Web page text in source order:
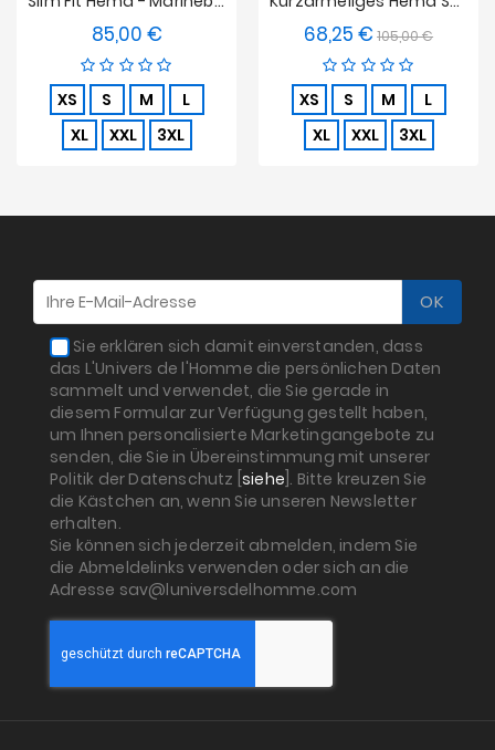
85,00 €Preis
XS S M
L
XL
XXL 3XL
68,25 € Verkaufspreis
105,00 €Preis
XS S M
L
XL
XXL 3XL
Sie erklären sich damit einverstanden, dass
das L'Univers de l'Homme die persönlichen Daten
sammelt und verwendet, die Sie gerade in
diesem Formular zur Verfügung gestellt haben,
um Ihnen personalisierte Marketingangebote zu
senden, die Sie in Übereinstimmung mit unserer
Politik der Datenschutz [ siehe ]. Bitte kreuzen Sie
die Kästchen an, wenn Sie unseren Newsletter
erhalten.
Sie können sich jederzeit abmelden, indem Sie
die Abmeldelinks verwenden oder sich an die
Adresse sav@luniversdelhomme.com